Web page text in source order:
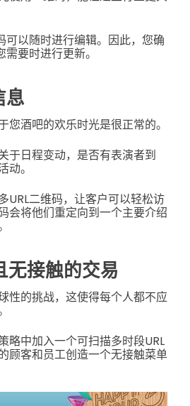
可以随时进行编辑。因此，您确
要时进行更新。
息
您酒吧的欢乐时光是很正常的。
于日程变动，是否有表演者到
动。
URL二维码，让客户可以轻松访
会将他们重定向到一个主要介绍
无接触的交易
性的挑战，这使得每个人都不应
略中加入一个可扫描多时段URL
顾客和员工创造一个无接触菜单